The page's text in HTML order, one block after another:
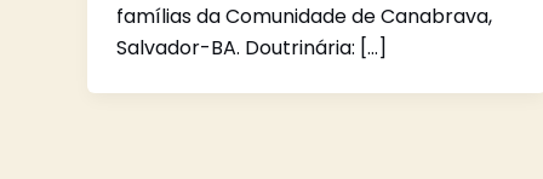
famílias da Comunidade de Canabrava,
Salvador-BA. Doutrinária: […]